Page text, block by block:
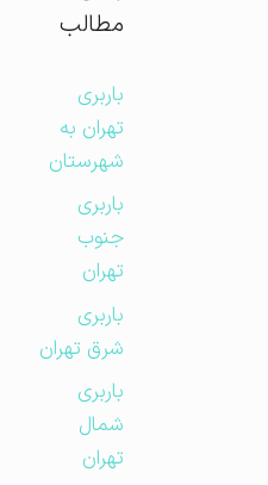
مطالب
باربری
تهران به
شهرستان
باربری
جنوب
تهران
باربری
شرق تهران
باربری
شمال
تهران